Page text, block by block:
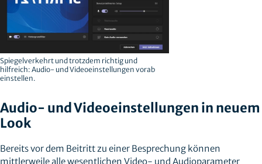
Audio- und Videoeinstellungen in neuem
Look
Bereits vor dem Beitritt zu einer Besprechung können
mittlerweile alle wesentlichen Video- und Audioparameter
Spiegelverkehrt und trotzdem richtig und
hilfreich: Audio- und Videoeinstellungen vorab
einstellen.